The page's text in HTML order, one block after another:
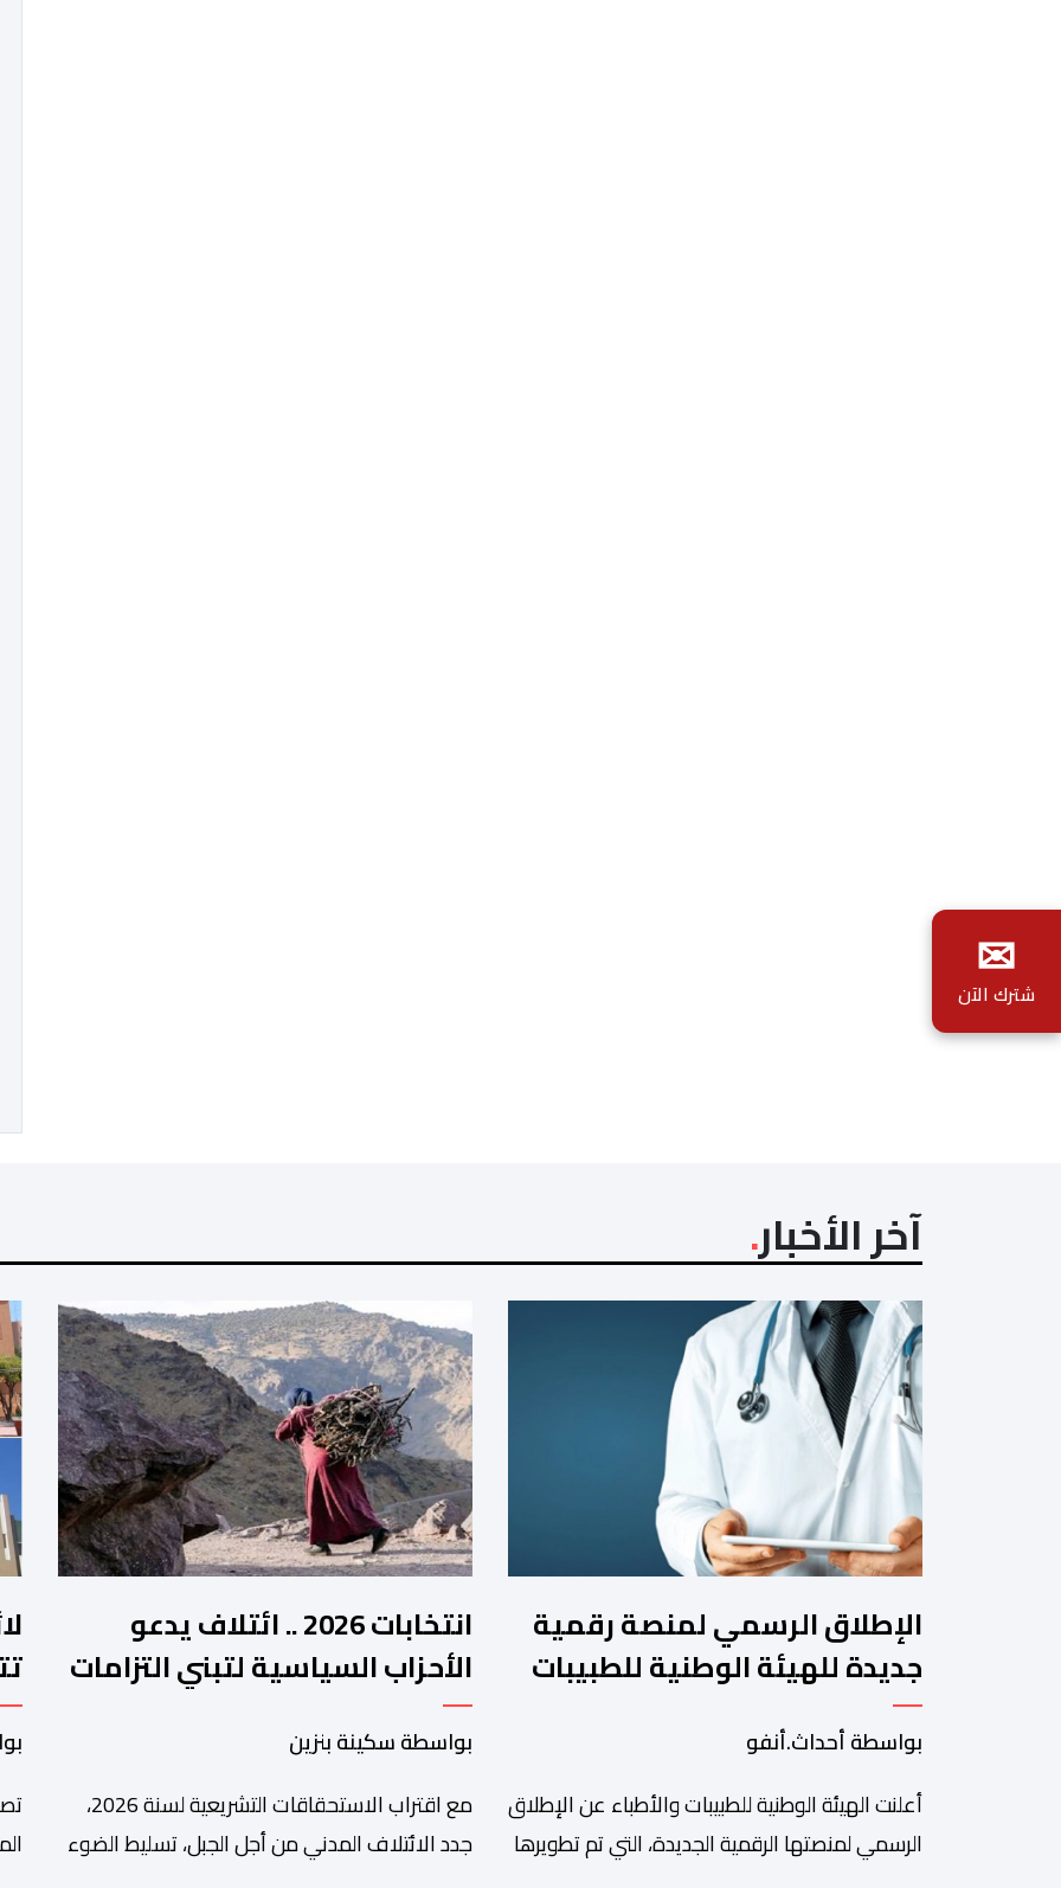
آخر الأخبار
الإطلاق الرسمي لمنصة رقمية
جديدة للهيئة الوطنية للطبيبات
والأطباء
بواسطة أحداث.أنفو
أعلنت الهيئة الوطنية للطبيبات والأطباء عن الإطلاق
الرسمي لمنصتها الرقمية الجديدة، التي تم تطويرها
انتخابات 2026 .. ائتلاف يدعو
الأحزاب السياسية لتبني التزامات
واضحة تجاه المناطق الجبلية
بواسطة سكينة بنزين
مع اقتراب الاستحقاقات التشريعية لسنة 2026،
جدد الائتلاف المدني من أجل الجبل، تسليط الضوء
✉
شترك الآن